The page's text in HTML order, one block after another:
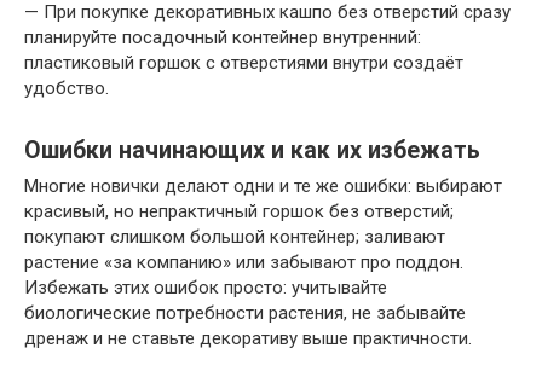
— При покупке декоративных кашпо без отверстий сразу
планируйте посадочный контейнер внутренний:
пластиковый горшок с отверстиями внутри создаёт
удобство.
Ошибки начинающих и как их избежать
Многие новички делают одни и те же ошибки: выбирают
красивый, но непрактичный горшок без отверстий;
покупают слишком большой контейнер; заливают
растение «за компанию» или забывают про поддон.
Избежать этих ошибок просто: учитывайте
биологические потребности растения, не забывайте
дренаж и не ставьте декоративу выше практичности.